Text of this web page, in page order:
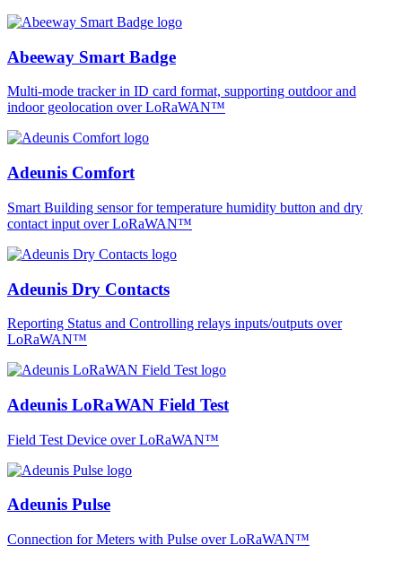
Abeeway Smart Badge
Multi-mode tracker in ID card format, supporting outdoor and
indoor geolocation over LoRaWAN™
Adeunis Comfort
Smart Building sensor for temperature humidity button and dry
contact input over LoRaWAN™
Adeunis Dry Contacts
Reporting Status and Controlling relays inputs/outputs over
LoRaWAN™
Adeunis LoRaWAN Field Test
Field Test Device over LoRaWAN™
Adeunis Pulse
Connection for Meters with Pulse over LoRaWAN™